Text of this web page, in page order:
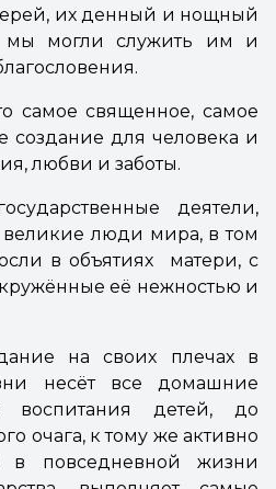
их денный и нощный
мы могли служить им и
самое священное, самое
создание для человека и
любви и заботы.
деятели,
люди мира, в том
в объятиях матери, с
её нежностью и
на своих плечах в
несёт все домашние
воспитания детей, до
очага, к тому же активно
в повседневной жизни